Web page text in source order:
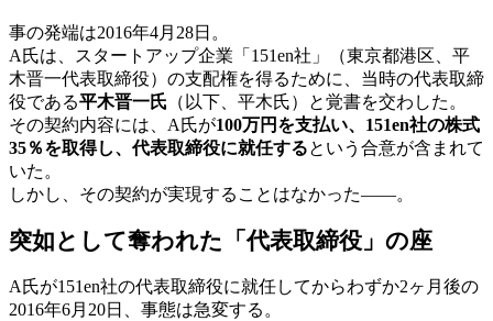
事の発端は2016年4月28日。
A氏は、スタートアップ企業「151en社」（東京都港区、平
木晋一代表取締役）の支配権を得るために、当時の代表取締
役である平木晋一氏 （以下、平木氏）と覚書を交わした。
その契約内容には、A氏が100万円を支払い、151en社の株式
35％を取得し、代表取締役に就任するという合意が含まれて
いた。
しかし、その契約が実現することはなかった――。
突如として奪われた「代表取締役」の座
A氏が151en社の代表取締役に就任してからわずか2ヶ月後の
2016年6月20日、事態は急変する。